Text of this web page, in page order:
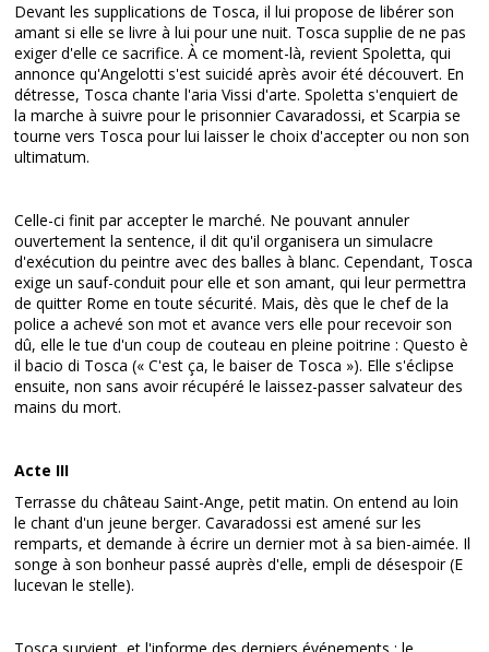
Devant les supplications de Tosca, il lui propose de libérer son
amant si elle se livre à lui pour une nuit. Tosca supplie de ne pas
exiger d'elle ce sacrifice. À ce moment-là, revient Spoletta, qui
annonce qu'Angelotti s'est suicidé après avoir été découvert. En
détresse, Tosca chante l'aria Vissi d'arte. Spoletta s'enquiert de
la marche à suivre pour le prisonnier Cavaradossi, et Scarpia se
tourne vers Tosca pour lui laisser le choix d'accepter ou non son
ultimatum.
Celle-ci finit par accepter le marché. Ne pouvant annuler
ouvertement la sentence, il dit qu'il organisera un simulacre
d'exécution du peintre avec des balles à blanc. Cependant, Tosca
exige un sauf-conduit pour elle et son amant, qui leur permettra
de quitter Rome en toute sécurité. Mais, dès que le chef de la
police a achevé son mot et avance vers elle pour recevoir son
dû, elle le tue d'un coup de couteau en pleine poitrine : Questo è
il bacio di Tosca (« C'est ça, le baiser de Tosca »). Elle s'éclipse
ensuite, non sans avoir récupéré le laissez-passer salvateur des
mains du mort.
Acte III
Terrasse du château Saint-Ange, petit matin. On entend au loin
le chant d'un jeune berger. Cavaradossi est amené sur les
remparts, et demande à écrire un dernier mot à sa bien-aimée. Il
songe à son bonheur passé auprès d'elle, empli de désespoir (E
lucevan le stelle).